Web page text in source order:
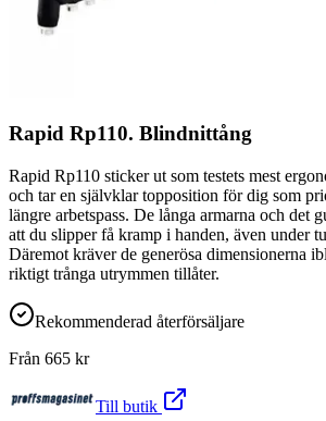
Rapid Rp110. Blindnittång
Rapid Rp110 sticker ut som testets mest
och tar en självklar topposition för dig som
längre arbetspass. De långa armarna och det
att du slipper få kramp i handen, även under
Däremot kräver de generösa dimensionerna
riktigt trånga utrymmen tillåter.
Rekommenderad återförsäljare
Från 665 kr
Till butik